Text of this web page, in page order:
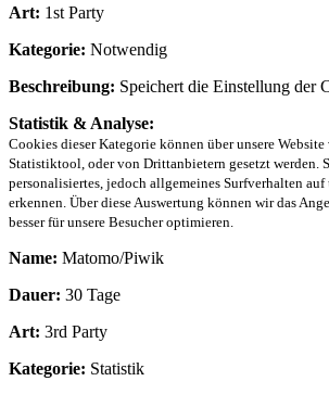
Art: 1st Party
Kategorie: Notwendig
Beschreibung: Speichert die Einstellung der
Statistik & Analyse:
Cookies dieser Kategorie können über unsere
Statistiktool, oder von Drittanbietern gesetzt werden.
personalisiertes, jedoch allgemeines Surfverhalten auf
erkennen. Über diese Auswertung können wir das
besser für unsere Besucher optimieren.
Name: Matomo/Piwik
Dauer: 30 Tage
Art: 3rd Party
Kategorie: Statistik